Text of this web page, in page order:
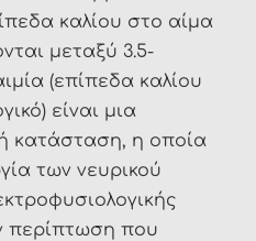
καλίου στο αίμα
μεταξύ 3.5-
(επίπεδα καλίου
είναι μια
κατάσταση, η οποία
των νευρικού
περίπτωση που